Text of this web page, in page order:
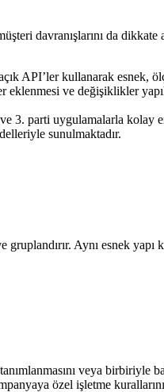
davranışlarını da
API’ler kullanarak esnek,
ve değişiklikler
parti uygulamalarla kolay
sunulmaktadır.
Aynı esnek
veya birbiriyle
özel işletme kurallarının